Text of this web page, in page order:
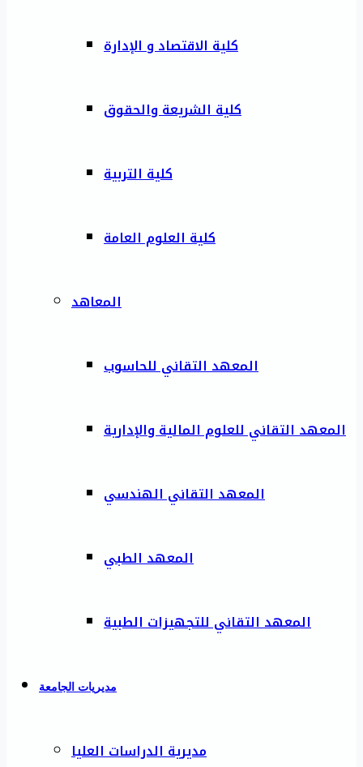
كلية الاقتصاد و الإدارة
كلية الشريعة والحقوق
كلية التربية
كلية العلوم العامة
المعاهد
المعهد التقاني للحاسوب
المعهد التقاني للعلوم المالية والإدارية
المعهد التقاني الهندسي
المعهد الطبي
المعهد التقاني للتجهيزات الطبية
مديريات الجامعة
مديرية الدراسات العليا